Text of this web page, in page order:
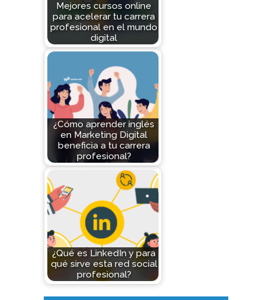
Mejores cursos online
para acelerar tu carrera
profesional en el mundo
digital
¿Cómo aprender inglés
en Marketing Digital
beneficia a tu carrera
profesional?
¿Qué es LinkedIn y para
qué sirve esta red social
profesional?